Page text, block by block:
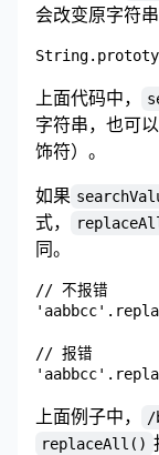
会改变原字符串
上面代码中，
字符串，也可
饰符）。
如果
式，
同。
// 不报错
// 报错
上面例子中， /
replaceAll()